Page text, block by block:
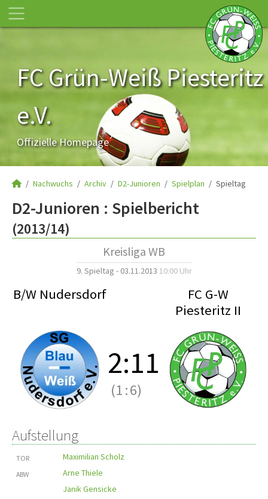
FC Grün-Weiß Piesteritz
e.V.
Offizielle Homepage
Nachwuchs Archiv D2-Junioren Spielplan Spieltag
D2-Junioren : Spielbericht
(2013/14)
Kreisliga WB
9. Spieltag - 03.11.2013 10:00 Uhr
B/W Nudersdorf
FC G-W
Piesteritz II
2:11
(1:6)
Aufstellung
TOR Maximilian Scholz
ABW
Arne Thiele
Janik Gensicke